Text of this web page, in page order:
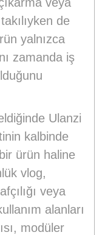
de
yalnızca
zamanda iş
Ulanzi
kalbinde
ürün haline
vlog,
veya
alanları
modüler